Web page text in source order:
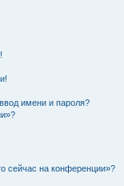
имени и пароля?
сейчас на конференции»?